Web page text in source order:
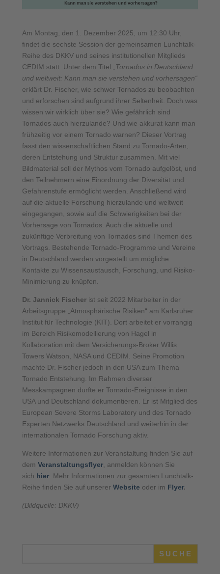
Am Montag, den 1. Dezember 2025, um 12:30 Uhr,
findet die sechste Session der gemeinsamen Lunchtalk-
Reihe des DKKV und seines institutionellen Mitglieds
CEDIM statt. Unter dem Titel
„Tornados in Deutschland
und weltweit: Kann man sie verstehen und vorhersagen“
erklärt Dr. Fischer, wie schwer Tornados zu beobachten
und erforschen sind aufgrund ihrer Seltenheit. Doch was
wissen wir wirklich über sie? Wie gefährlich sind
Tornados auch hierzulande? Und wie akkurat kann man
frühzeitig vor einem Tornado warnen? Dieser Vortrag
fasst den wissenschaftlichen Stand zu Tornado-Arten,
deren Entstehung und Struktur zusammen. Mit viel
Bildmaterial soll der Mythos vom Tornado aufgelöst, und
den Teilnehmern eine Einordnung der Diversität und
Gefahrenstufe ermöglicht werden. Anschließend wird
auf die aktuelle Forschung hierzulande und weltweit
eingegangen, sowie auf die Schwierigkeiten bei der
Vorhersage von Tornados. Auch die aktuelle und
zukünftige Verbreitung von Tornados sind Themen des
Vortrags. Bestehende Tornado-Programme und Vereine
in Deutschland werden vorgestellt um mögliche
Kontakte zu Wissensaustausch, Forschung, und Risiko-
Minimierung zu knüpfen.
Dr. Jannick Fischerist seit 2022 Mitarbeiter in der
Arbeitsgruppe „Atmosphärische Risiken“ am Karlsruher
Institut für Technologie (KIT). Dort arbeitet er vorrangig
im Bereich Risikomodellierung von Hagel in
Kollaboration mit dem Versicherungs-Broker Willis
Towers Watson, NASA und CEDIM. Seine Promotion
machte Dr. Fischer jedoch in den USA zum Thema
Tornado Entstehung. Im Rahmen diverser
Messkampagnen durfte er Tornado-Ereignisse in den
USA und Deutschland dokumentieren. Er ist Mitglied des
European Severe Storms Laboratory und des Tornado
Experten Netzwerks Deutschland und weiterhin in der
internationalen Tornado Forschung aktiv.
Weitere Informationen zur Veranstaltung finden Sie auf
dem Veranstaltungsflyer, anmelden können Sie
sich hier. Mehr Informationen zur gesamten Lunchtalk-
Reihe finden Sie auf unserer Website oder im Flyer.
(Bildquelle: DKKV)
SUCHE